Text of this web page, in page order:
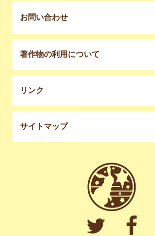
お問い合わせ
著作物の利用について
リンク
サイトマップ